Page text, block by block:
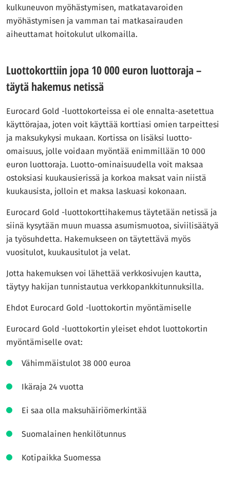
kulkuneuvon myöhästymisen, matkatavaroiden
myöhästymisen ja vamman tai matkasairauden
aiheuttamat hoitokulut ulkomailla.
Luottokorttiin jopa 10 000 euron luottoraja –
täytä hakemus netissä
Eurocard Gold -luottokorteissa ei ole ennalta-asetettua
käyttörajaa, joten voit käyttää korttiasi omien tarpeittesi
ja maksukykysi mukaan. Kortissa on lisäksi luotto-
omaisuus, jolle voidaan myöntää enimmillään 10 000
euron luottoraja. Luotto-ominaisuudella voit maksaa
ostoksiasi kuukausierissä ja korkoa maksat vain niistä
kuukausista, jolloin et maksa laskuasi kokonaan.
Eurocard Gold -luottokorttihakemus täytetään netissä ja
siinä kysytään muun muassa asumismuotoa, siviilisäätyä
ja työsuhdetta. Hakemukseen on täytettävä myös
vuositulot, kuukausitulot ja velat.
Jotta hakemuksen voi lähettää verkkosivujen kautta,
täytyy hakijan tunnistautua verkkopankkitunnuksilla.
Ehdot Eurocard Gold -luottokortin myöntämiselle
Eurocard Gold -luottokortin yleiset ehdot luottokortin
myöntämiselle ovat:
Vähimmäistulot 38 000 euroa
Ikäraja 24 vuotta
Ei saa olla maksuhäiriömerkintää
Suomalainen henkilötunnus
Kotipaikka Suomessa